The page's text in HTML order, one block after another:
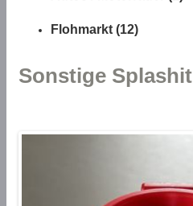
Flohmarkt (12)
Sonstige Splashit